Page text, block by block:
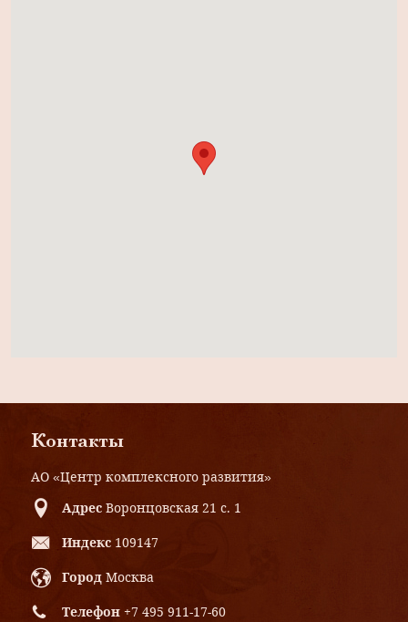
Контакты
АО «Центр комплексного развития»
Адрес Воронцовская 21 с. 1
Индекс 109147
Город Москва
Телефон +7 495 911-17-60